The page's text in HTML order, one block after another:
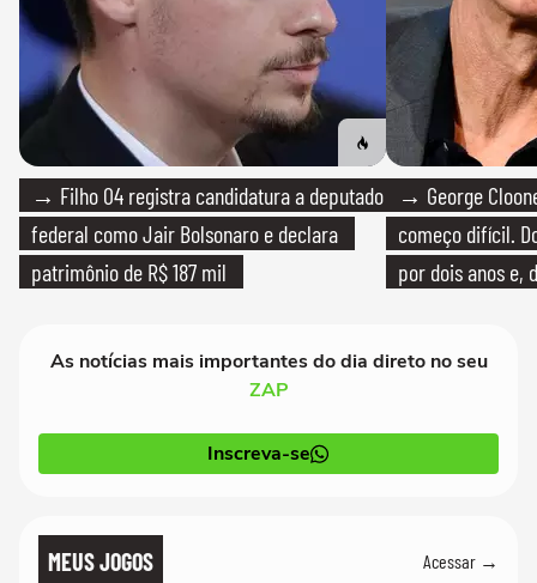
→ Filho 04 registra candidatura a deputado
federal como Jair Bolsonaro e declara
patrimônio de R$ 187 mil
→ George
começo difícil.
por dois anos e,
As notícias mais importantes do dia direto no seu
ZAP
Inscreva-se
MEUS JOGOS Acessar →